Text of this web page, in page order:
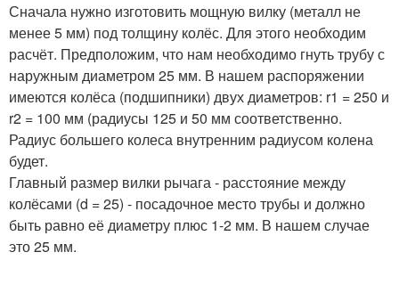
Сначала нужно изготовить мощную вилку (металл не
менее 5 мм) под толщину колёс. Для этого необходим
расчёт. Предположим, что нам необходимо гнуть трубу с
наружным диаметром 25 мм. В нашем распоряжении
имеются колёса (подшипники) двух диаметров: r1 = 250 и
r2 = 100 мм (радиусы 125 и 50 мм соответственно.
Радиус большего колеса внутренним радиусом колена
будет.
Главный размер вилки рычага - расстояние между
колёсами (d = 25) - посадочное место трубы и должно
быть равно её диаметру плюс 1-2 мм. В нашем случае
это 25 мм.